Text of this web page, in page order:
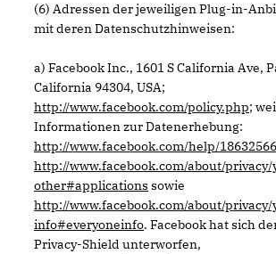
(6) Adressen der jeweiligen Plug-in-
mit deren Datenschutzhinweisen:
a) Facebook Inc., 1601 S California Ave,
California 94304, USA;
http://www.facebook.com/policy.php;
Informationen zur Datenerhebung:
http://www.facebook.com/help/
http://www.facebook.com/about/
other#applications sowie
http://www.facebook.com/about/privacy/
info#everyoneinfo. Facebook hat sich
Privacy-Shield unterworfen,